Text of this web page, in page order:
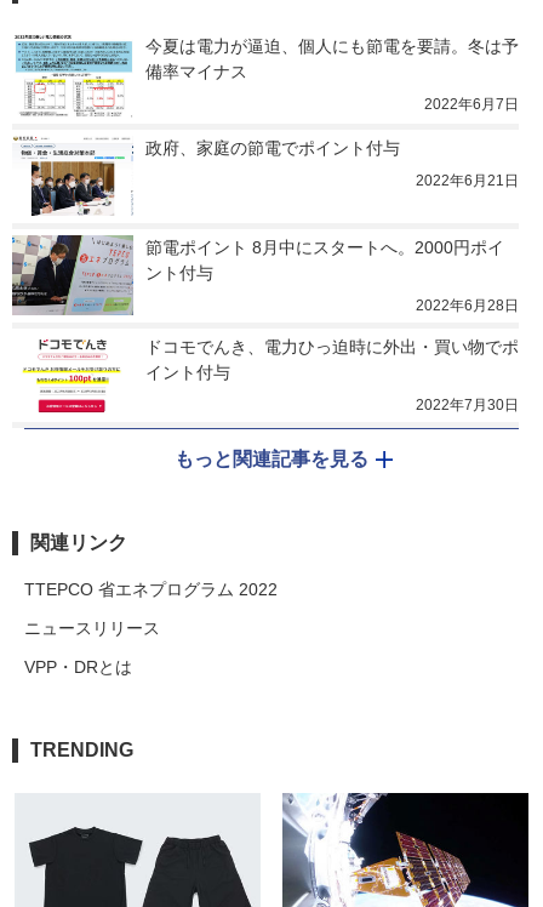
今夏は電力が逼迫、個人にも節電を要請。冬は予
備率マイナス
2022年6月7日
政府、家庭の節電でポイント付与
2022年6月21日
節電ポイント 8月中にスタートへ。2000円ポイ
ント付与
2022年6月28日
ドコモでんき、電力ひっ迫時に外出・買い物でポ
イント付与
2022年7月30日
もっと関連記事を見る
関連リンク
TTEPCO 省エネプログラム 2022
ニュースリリース
VPP・DRとは
TRENDING